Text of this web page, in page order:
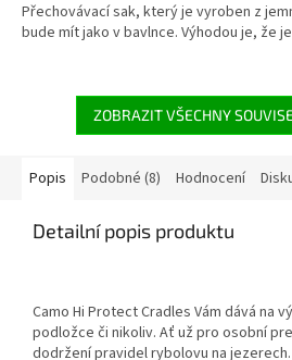
Přechovávací sak, který je vyroben z
bude mít jako v bavlnce. Výhodou je, že
ZOBRAZIT VŠECHNY
Popis Podobné (8) Hodnocení
Detailní popis produktu
Camo Hi Protect Cradles Vám dává na
podložce či nikoliv. Ať už pro osobní
dodržení pravidel rybolovu na